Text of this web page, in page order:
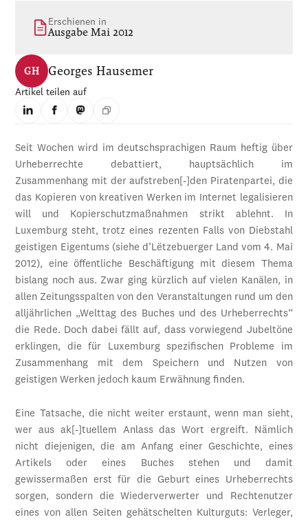
Erschienen in
Ausgabe Mai 2012
GH Georges Hausemer
Artikel teilen auf
Seit Wochen wird im deutschsprachigen Raum heftig über
Urheberrechte debattiert, hauptsächlich im
Zusammenhang mit der aufstreben[-]den Piratenpartei, die
das Kopieren von kreativen Werken im Internet legalisieren
will und Kopierschutzmaßnahmen strikt ablehnt. In
Luxemburg steht, trotz eines rezenten Falls von Diebstahl
geistigen Eigentums (siehe d’Lëtzebuerger Land vom 4. Mai
2012), eine öffentliche Beschäftigung mit diesem Thema
bislang noch aus. Zwar ging kürzlich auf vielen Kanälen, in
allen Zeitungsspalten von den Veranstaltungen rund um den
alljährlichen „Welttag des Buches und des Urheberrechts“
die Rede. Doch dabei fällt auf, dass vorwiegend Jubeltöne
erklingen, die für Luxemburg spezifischen Probleme im
Zusammenhang mit dem Speichern und Nutzen von
geistigen Werken jedoch kaum Erwähnung finden.
Eine Tatsache, die nicht weiter erstaunt, wenn man sieht,
wer aus ak[-]tuellem Anlass das Wort ergreift. Nämlich
nicht diejenigen, die am Anfang einer Geschichte, eines
Artikels oder eines Buches stehen und damit
gewissermaßen erst für die Geburt eines Urheberrechts
sorgen, sondern die Wiederverwerter und Rechtenutzer
eines von allen Seiten gehätschelten Kulturguts: Verleger,